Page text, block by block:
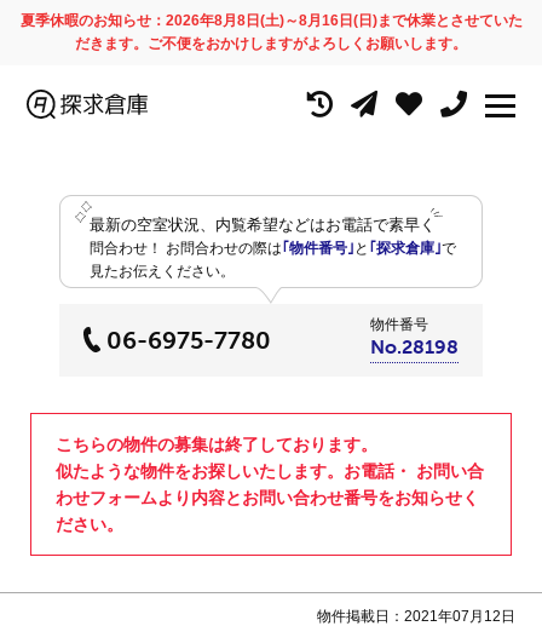
夏季休暇のお知らせ：2026年8月8日(土)～8月16日(日)まで休業とさせていた
だきます。ご不便をおかけしますがよろしくお願いします。
最新の空室状況、内覧希望などはお電話で素早く
問合わせ！ お問合わせの際は ｢物件番号｣ と ｢探求倉庫｣で
見たお伝えください。
06-6975-7780
物件番号
No.28198
こちらの物件の募集は終了しております。
似たような物件をお探しいたします。お電話・ お問い合
わせフォームより内容とお問い合わせ番号をお知らせく
ださい。
物件掲載日：2021年07月12日